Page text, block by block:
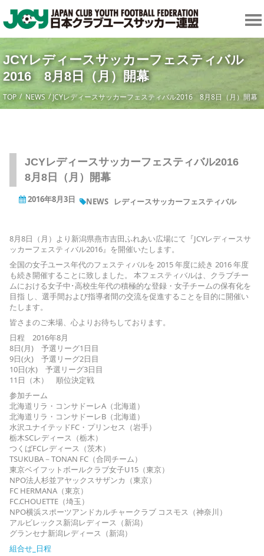
JCYレディースサッカーフェスティバル
2016 8月8日（月）開幕
TOP NEWS JCYレディースサッカーフェスティバル2016 8月8日（月）開幕
JCYレディースサッカーフェスティバル2016
8月8日（月）開幕
2016年8月3日 NEWS レディースサッカーフェスティバル
8月8日（月）より新潟県燕市吉田ふれあい広場にて『JCYレディースサ
ッカーフェスティバル2016』を開催いたします。
全国の女子ユース年代のフェスティバルを 2015 年度に続き 2016 年度
も続き開催することに致しました。 本フェスティバルは、クラブチー
ムにおける女子中･高校生年代の積極的な登録・女子チームの保有化を
目指 し、選手間および指導者間の交流を促進することを目的に開催い
たします。
皆さまのご来場、心よりお待ちしております。
日程 2016年8月
8日(月) 予選リーグ1日目
9日(火) 予選リーグ2日目
10日(水) 予選リーグ3日目
11日（木） 順位決定戦
参加チーム
北海道リラ・コンサドーレA（北海道）
北海道リラ・コンサドーレB（北海道）
水沢ユナイテッドFC・プリンセス（岩手）
栃木SCレディース（栃木）
つくばFCレディース（茨木）
TSUKUBA－TONAN FC（合同チーム）
東京ベイフットボールクラブ女子U15（東京）
NPO法人杉並アヤックスサザンカ（東京）
FC HERMANA（東京）
FC.CHOUETTE（埼玉）
NPO横浜スポーツアンドカルチャークラブ コスモス（神奈川）
アルビレックス新潟レディース（新潟）
グランセナ新潟レディース（新潟）
組合せ_日程